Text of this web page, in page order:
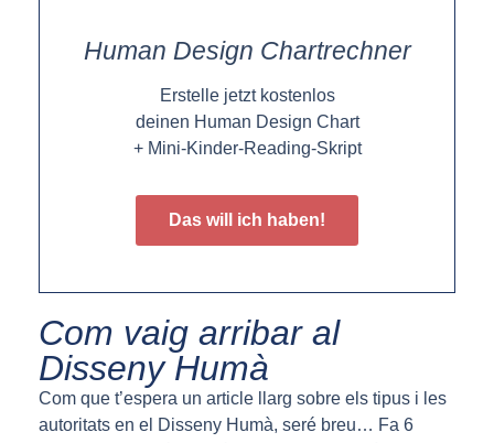
Human Design Chartrechner
Erstelle jetzt kostenlos
deinen Human Design Chart
+ Mini-Kinder-Reading-Skript
Das will ich haben!
Com vaig arribar al
Disseny Humà
Com que t’espera un article llarg sobre els tipus i les
autoritats en el Disseny Humà, seré breu… Fa 6